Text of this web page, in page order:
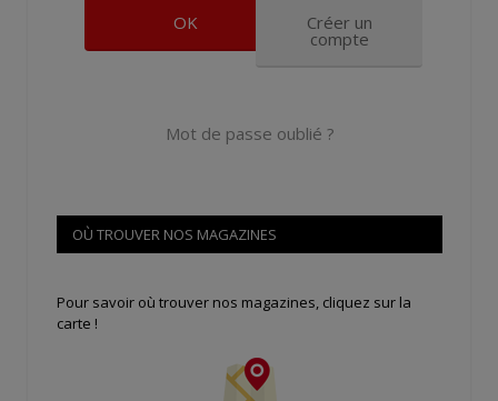
Créer un
compte
Mot de passe oublié ?
OÙ TROUVER NOS MAGAZINES
Pour savoir où trouver nos magazines, cliquez sur la
carte !